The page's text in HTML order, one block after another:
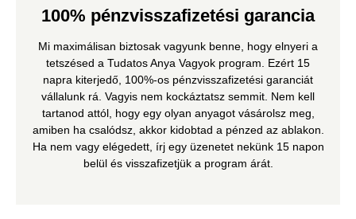
100% pénzvisszafizetési garancia
Mi maximálisan biztosak vagyunk benne, hogy elnyeri a
tetszésed a Tudatos Anya Vagyok program. Ezért 15
napra kiterjedő, 100%-os pénzvisszafizetési garanciát
vállalunk rá. Vagyis nem kockáztatsz semmit. Nem kell
tartanod attól, hogy egy olyan anyagot vásárolsz meg,
amiben ha csalódsz, akkor kidobtad a pénzed az ablakon.
Ha nem vagy elégedett, írj egy üzenetet nekünk 15 napon
belül és visszafizetjük a program árát.